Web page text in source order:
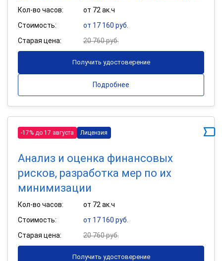
Кол-во часов:
от 72 ак.ч
Стоимость:
от 17 160 руб.
Старая цена:
20 760 руб.
Получить удостоверение
Подробнее
-17% до 17 августа Лицензия
Анализ и оценка финансовых
рисков, разработка мер по их
минимизации
Кол-во часов:
от 72 ак.ч
Стоимость:
от 17 160 руб.
Старая цена:
20 760 руб.
Получить удостоверение